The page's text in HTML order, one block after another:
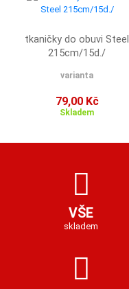
tkaničky do obuvi Steel
215cm/15d./
varianta
79,00 Kč
Skladem
VŠE
skladem